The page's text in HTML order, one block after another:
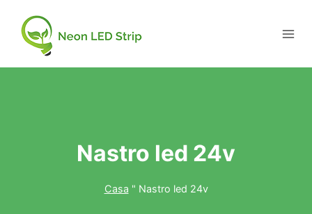
Nastro led 24v
Casa " Nastro led 24v